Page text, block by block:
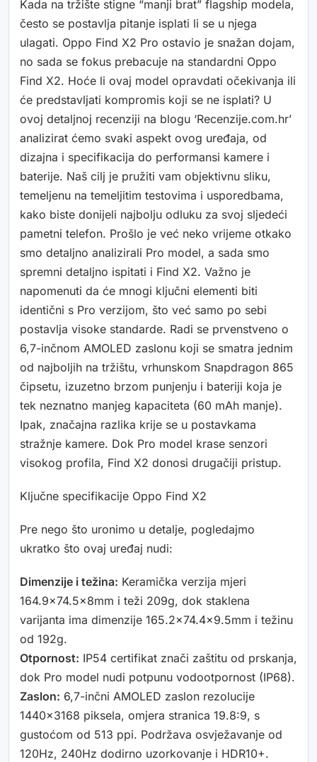
Kada na tržište stigne “manji brat” flagship modela,
često se postavlja pitanje isplati li se u njega
ulagati. Oppo Find X2 Pro ostavio je snažan dojam,
no sada se fokus prebacuje na standardni Oppo
Find X2. Hoće li ovaj model opravdati očekivanja ili
će predstavljati kompromis koji se ne isplati? U
ovoj detaljnoj recenziji na blogu ‘Recenzije.com.hr’
analizirat ćemo svaki aspekt ovog uređaja, od
dizajna i specifikacija do performansi kamere i
baterije. Naš cilj je pružiti vam objektivnu sliku,
temeljenu na temeljitim testovima i usporedbama,
kako biste donijeli najbolju odluku za svoj sljedeći
pametni telefon. Prošlo je već neko vrijeme otkako
smo detaljno analizirali Pro model, a sada smo
spremni detaljno ispitati i Find X2. Važno je
napomenuti da će mnogi ključni elementi biti
identični s Pro verzijom, što već samo po sebi
postavlja visoke standarde. Radi se prvenstveno o
6,7-inčnom AMOLED zaslonu koji se smatra jednim
od najboljih na tržištu, vrhunskom Snapdragon 865
čipsetu, izuzetno brzom punjenju i bateriji koja je
tek neznatno manjeg kapaciteta (60 mAh manje).
Ipak, značajna razlika krije se u postavkama
stražnje kamere. Dok Pro model krase senzori
visokog profila, Find X2 donosi drugačiji pristup.
Ključne specifikacije Oppo Find X2
Pre nego što uronimo u detalje, pogledajmo
ukratko što ovaj uređaj nudi:
Dimenzije i težina: Keramička verzija mjeri
164.9×74.5x8mm i teži 209g, dok staklena
varijanta ima dimenzije 165.2×74.4×9.5mm i težinu
od 192g.
Otpornost: IP54 certifikat znači zaštitu od prskanja,
dok Pro model nudi potpunu vodootpornost (IP68).
Zaslon: 6,7-inčni AMOLED zaslon rezolucije
1440×3168 piksela, omjera stranica 19.8:9, s
gustoćom od 513 ppi. Podržava osvježavanje od
120Hz, 240Hz dodirno uzorkovanje i HDR10+.